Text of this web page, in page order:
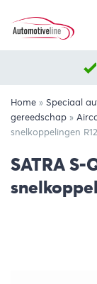
Home » Speciaal
gereedschap »
snelkoppelingen
SATRA S-